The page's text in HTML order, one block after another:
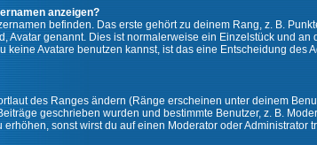
anzeigen?
befinden. Das erste gehört zu deinem Rang, z. B.
Avatar genannt. Dies ist normalerweise ein Einzelstück und
keine Avatare benutzen kannst, ist das eine Entscheidung
des Ranges ändern (Ränge erscheinen unter deinem
geschrieben wurden und bestimmte Benutzer, z. B.
sonst wirst du auf einen Moderator oder Administrator